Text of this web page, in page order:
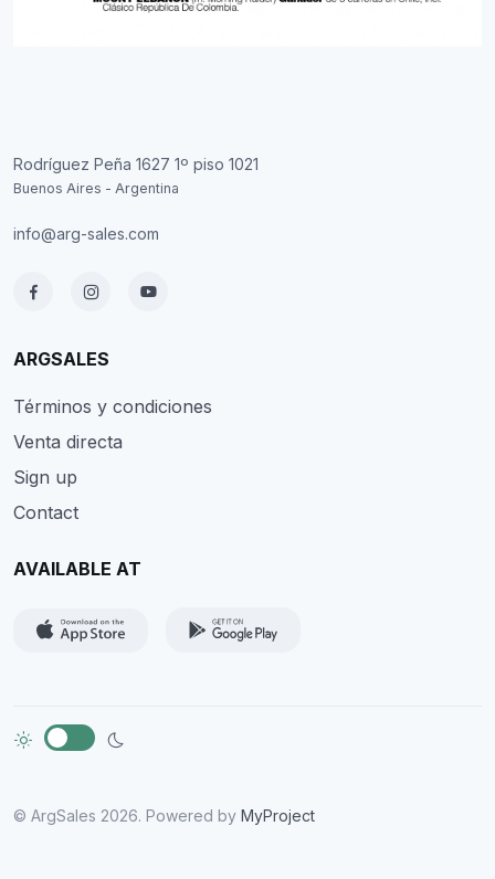
Rodríguez Peña 1627 1º piso 1021
Buenos Aires - Argentina
info@arg-sales.com
ARGSALES
Términos y condiciones
Venta directa
Sign up
Contact
AVAILABLE AT
© ArgSales 2026. Powered by MyProject